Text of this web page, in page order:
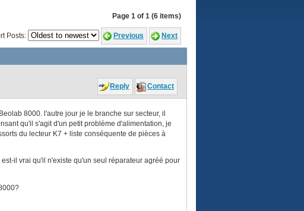
Page 1 of 1 (6 items)
Posts: Previous Next
Reply Contact
8000. l'autre jour je le branche sur secteur, il
qu'il s'agit d'un petit problème d'alimentation, je
du lecteur K7 + liste conséquente de pièces à
il vrai qu'il n'existe qu'un seul réparateur agréé pour